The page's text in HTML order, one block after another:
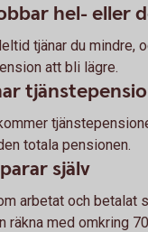
hel- eller
tjänar du mindre,
att bli lägre.
totala pensionen.
själv
arbetat och betalat
räkna med omkring